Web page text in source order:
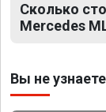
Сколько
Mercedes
Вы не